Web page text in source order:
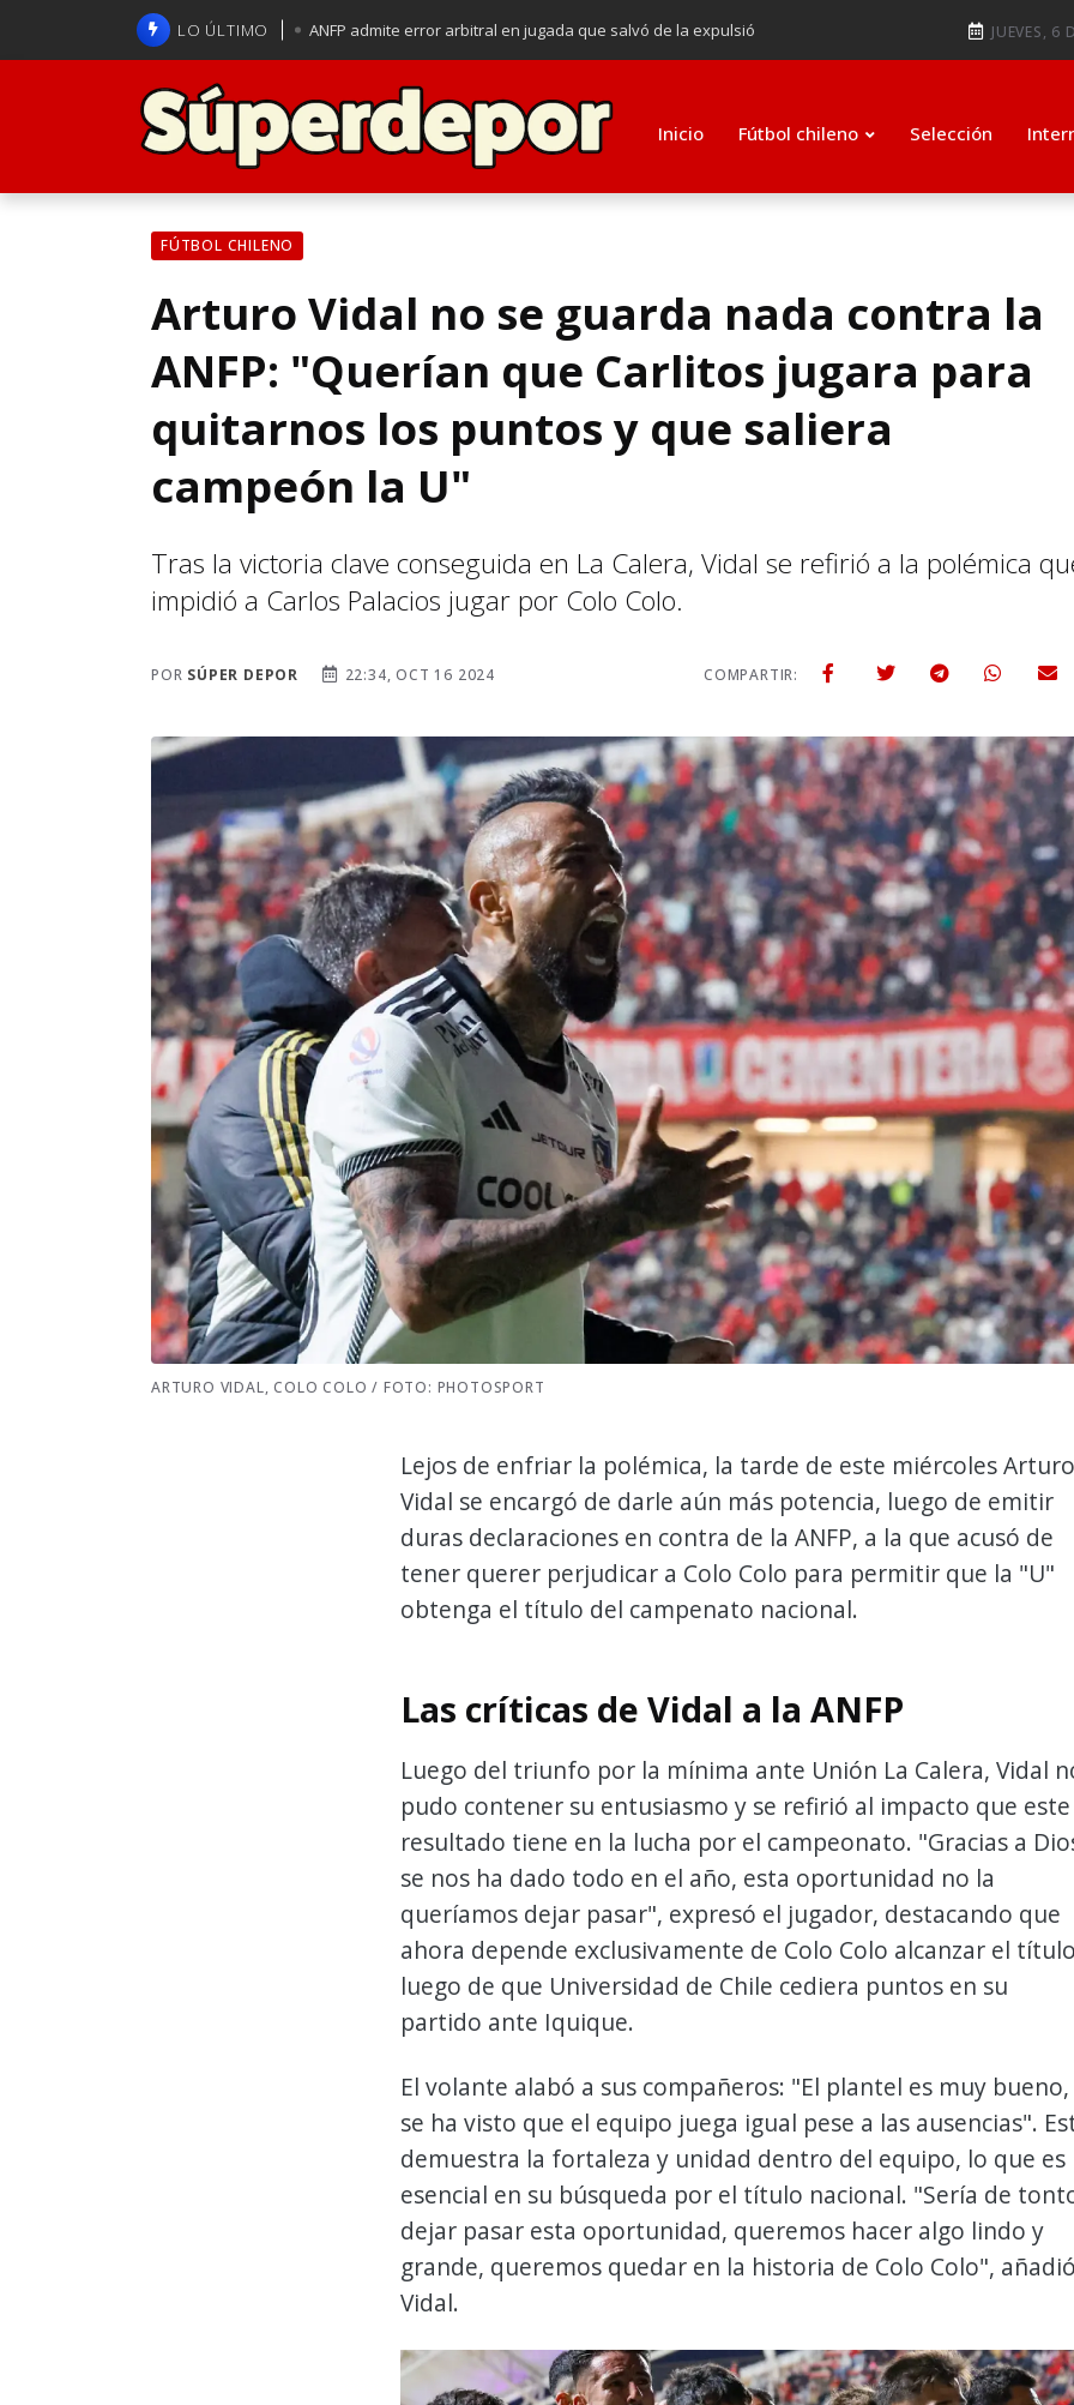
LO ÚLTIMO ANFP admite error arbitral en jugada que salvó de la expulsió
La U se aferra a la esperanza de clasificar a octavos de
Brasil anuncia a Carlo Ancelotti como su nuevo entrenador para
JUEVES, 6
Inicio Fútbol chileno Selección
FÚTBOL CHILENO
Arturo Vidal no se guarda nada contra la
ANFP: "Querían que Carlitos jugara para
quitarnos los puntos y que saliera
campeón la U"
Tras la victoria clave conseguida en La Calera, Vidal se refirió a la polémica
impidió a Carlos Palacios jugar por Colo Colo.
POR SÚPER DEPOR 22:34, OCT 16 2024 COMPARTIR:
ARTURO VIDAL, COLO COLO / FOTO: PHOTOSPORT
Lejos de enfriar la polémica, la tarde de este miércoles Arturo
Vidal se encargó de darle aún más potencia, luego de emitir
duras declaraciones en contra de la ANFP, a la que acusó de
tener querer perjudicar a Colo Colo para permitir que la "U"
obtenga el título del campenato nacional.
Las críticas de Vidal a la ANFP
Luego del triunfo por la mínima ante Unión La Calera, Vidal
pudo contener su entusiasmo y se refirió al impacto que este
resultado tiene en la lucha por el campeonato. "Gracias a
se nos ha dado todo en el año, esta oportunidad no la
queríamos dejar pasar", expresó el jugador, destacando que
ahora depende exclusivamente de Colo Colo alcanzar el
luego de que Universidad de Chile cediera puntos en su
partido ante Iquique.
El volante alabó a sus compañeros: "El plantel es muy bueno,
se ha visto que el equipo juega igual pese a las ausencias".
demuestra la fortaleza y unidad dentro del equipo, lo que es
esencial en su búsqueda por el título nacional. "Sería de
dejar pasar esta oportunidad, queremos hacer algo lindo y
grande, queremos quedar en la historia de Colo Colo",
Vidal.